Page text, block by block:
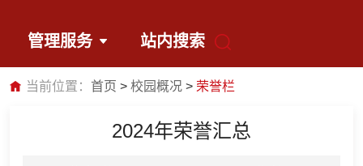
管理服务 站内搜索
当前位置： 首页 校园概况 荣誉栏
2024年荣誉汇总